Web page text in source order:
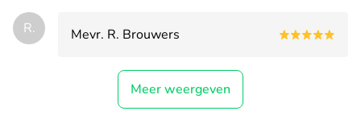
R. Mevr. R. Brouwers
Meer weergeven